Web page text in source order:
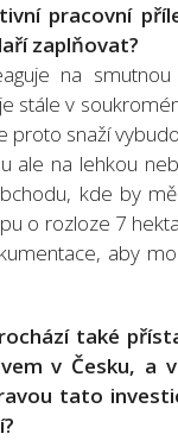
pracovní
zaplňovat?
na
stále v
snaží
ale na lehkou
kde by
o rozloze 7
aby
také
v Česku, a
tato